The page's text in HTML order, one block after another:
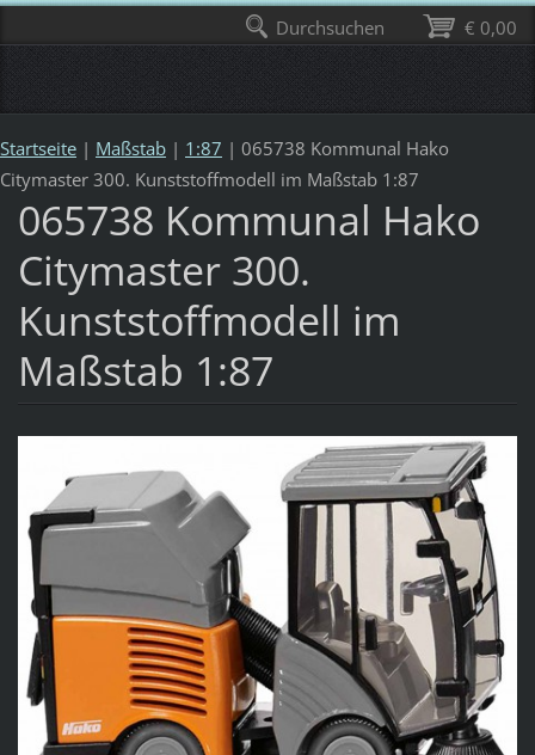
Startseite | Maßstab | 1:87 | 065738 Kommunal Hako
Citymaster 300. Kunststoffmodell im Maßstab 1:87
065738 Kommunal Hako
Citymaster 300.
Kunststoffmodell im
Maßstab 1:87
€ 0,00
Durchsuchen